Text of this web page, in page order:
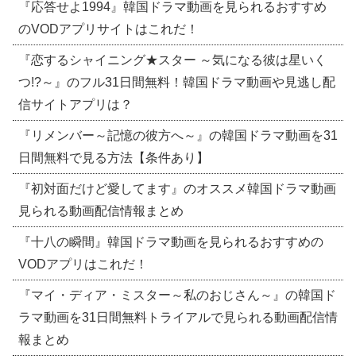
『応答せよ1994』韓国ドラマ動画を見られるおすすめ
のVODアプリサイトはこれだ！
『恋するシャイニング★スター ～気になる彼は星いく
つ!?～』のフル31日間無料！韓国ドラマ動画や見逃し配
信サイトアプリは？
『リメンバー～記憶の彼方へ～』の韓国ドラマ動画を31
日間無料で見る方法【条件あり】
『初対面だけど愛してます』のオススメ韓国ドラマ動画
見られる動画配信情報まとめ
『十八の瞬間』韓国ドラマ動画を見られるおすすめの
VODアプリはこれだ！
『マイ・ディア・ミスター～私のおじさん～』の韓国ド
ラマ動画を31日間無料トライアルで見られる動画配信情
報まとめ